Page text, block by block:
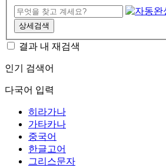
상세검색
결과 내 재검색
인기 검색어
다국어 입력
히라가나
가타카나
중국어
한글고어
그리스문자